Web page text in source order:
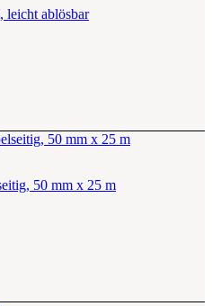
leicht ablösbar
50 mm x 25 m